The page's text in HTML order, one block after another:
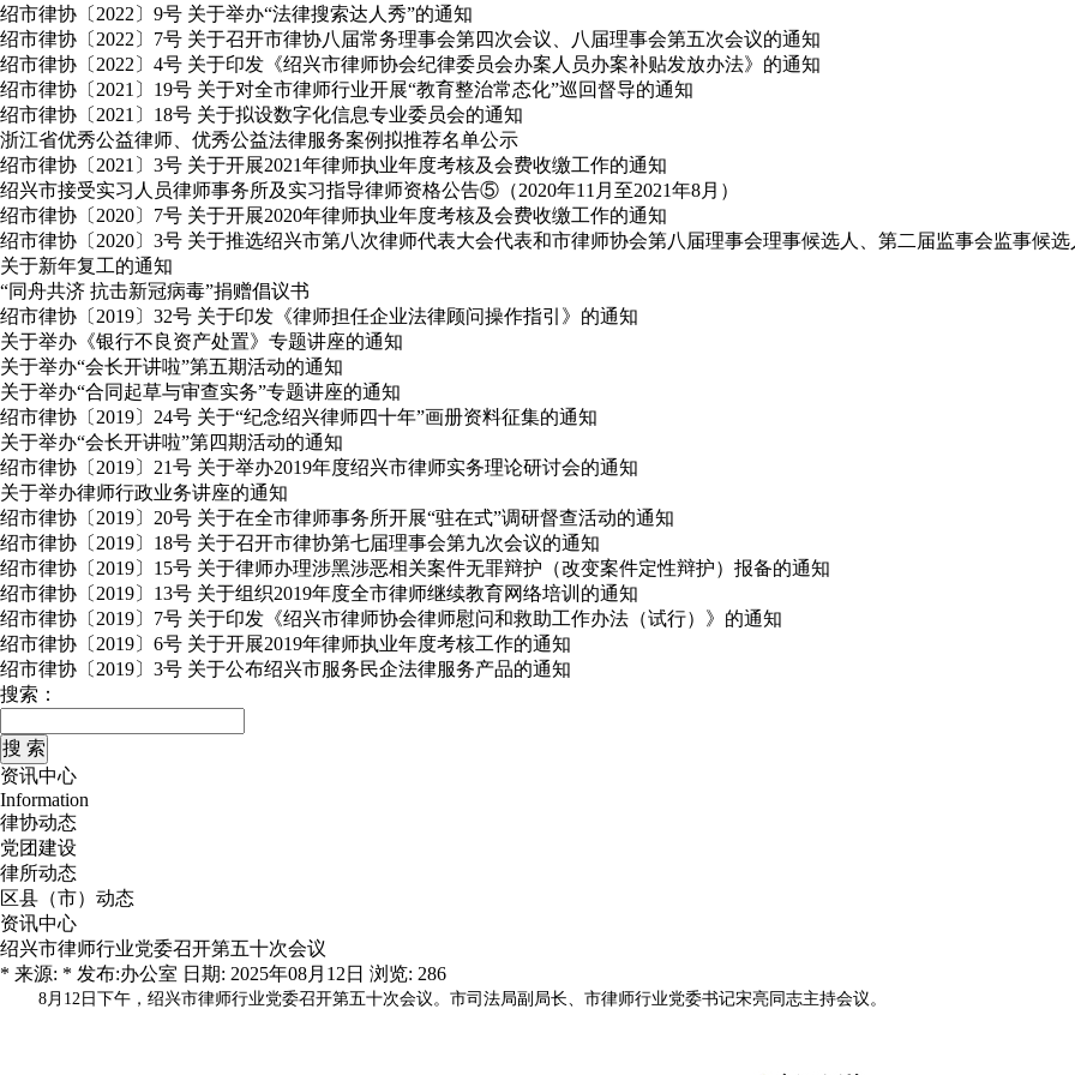
绍市律协〔2022〕9号 关于举办“法律搜索达人秀”的通知
绍市律协〔2022〕7号 关于召开市律协八届常务理事会第四次会议、八届理事会第五次会议的通知
绍市律协〔2022〕4号 关于印发《绍兴市律师协会纪律委员会办案人员办案补贴发放办法》的通知
绍市律协〔2021〕19号 关于对全市律师行业开展“教育整治常态化”巡回督导的通知
绍市律协〔2021〕18号 关于拟设数字化信息专业委员会的通知
浙江省优秀公益律师、优秀公益法律服务案例拟推荐名单公示
绍市律协〔2021〕3号 关于开展2021年律师执业年度考核及会费收缴工作的通知
绍兴市接受实习人员律师事务所及实习指导律师资格公告⑤（2020年11月至2021年8月）
绍市律协〔2020〕7号 关于开展2020年律师执业年度考核及会费收缴工作的通知
绍市律协〔2020〕3号 关于推选绍兴市第八次律师代表大会代表和市律师协会第八届理事会理事候选人、第二届监事会监事候
关于新年复工的通知
“同舟共济 抗击新冠病毒”捐赠倡议书
绍市律协〔2019〕32号 关于印发《律师担任企业法律顾问操作指引》的通知
关于举办《银行不良资产处置》专题讲座的通知
关于举办“会长开讲啦”第五期活动的通知
关于举办“合同起草与审查实务”专题讲座的通知
绍市律协〔2019〕24号 关于“纪念绍兴律师四十年”画册资料征集的通知
关于举办“会长开讲啦”第四期活动的通知
绍市律协〔2019〕21号 关于举办2019年度绍兴市律师实务理论研讨会的通知
关于举办律师行政业务讲座的通知
绍市律协〔2019〕20号 关于在全市律师事务所开展“驻在式”调研督查活动的通知
绍市律协〔2019〕18号 关于召开市律协第七届理事会第九次会议的通知
绍市律协〔2019〕15号 关于律师办理涉黑涉恶相关案件无罪辩护（改变案件定性辩护）报备的通知
绍市律协〔2019〕13号 关于组织2019年度全市律师继续教育网络培训的通知
绍市律协〔2019〕7号 关于印发《绍兴市律师协会律师慰问和救助工作办法（试行）》的通知
绍市律协〔2019〕6号 关于开展2019年律师执业年度考核工作的通知
绍市律协〔2019〕3号 关于公布绍兴市服务民企法律服务产品的通知
搜索：
资讯中心
Information
律协动态
党团建设
律所动态
区县（市）动态
资讯中心
绍兴市律师行业党委召开第五十次会议
* 来源: * 发布:办公室 日期: 2025年08月12日 浏览: 286
8月12日下午，绍兴市律师行业党委召开第五十次会议。市司法局副局长、市律师行业党委书记宋亮同志主持会议。